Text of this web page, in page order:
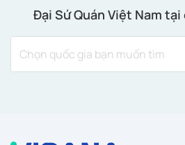
Đại Sứ Quán Việt Nam